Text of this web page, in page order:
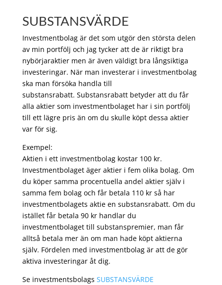
SUBSTANSVÄRDE
Investmentbolag är det som utgör den största delen
av min portfölj och jag tycker att de är riktigt bra
nybörjaraktier men är även väldigt bra långsiktiga
investeringar. När man investerar i investmentbolag
ska man försöka handla till
substansrabatt. Substansrabatt betyder att du får
alla aktier som investmentbolaget har i sin portfölj
till ett lägre pris än om du skulle köpt dessa aktier
var för sig.
Exempel:
Aktien i ett investmentbolag kostar 100 kr.
Investmentbolaget äger aktier i fem olika bolag. Om
du köper samma procentuella andel aktier själv i
samma fem bolag och får betala 110 kr så har
investmentbolagets aktie en substansrabatt. Om du
istället får betala 90 kr handlar du
investmentbolaget till substanspremier, man får
alltså betala mer än om man hade köpt aktierna
själv. Fördelen med investmentbolag är att de gör
aktiva investeringar åt dig.
Se investmentsbolags SUBSTANSVÄRDE